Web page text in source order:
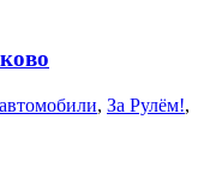
, За Рулём!,